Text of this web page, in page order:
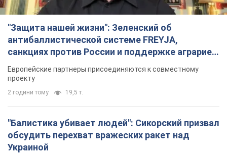
"Защита нашей жизни": Зеленский об
антибаллистической системе FREYJA,
санкциях против России и поддержке аграриев.
Видео
Европейские партнеры присоединяются к совместному
проекту
2 години тому 19,5 т.
"Балистика убивает людей": Сикорский призвал
обсудить перехват вражеских ракет над
Украиной